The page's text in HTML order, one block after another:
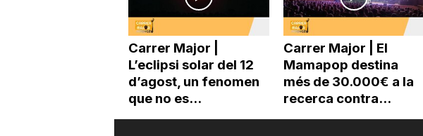
Carrer Major |
L’eclipsi solar del 12
d’agost, un fenomen
que no es...
Carrer Major | El
Mamapop destina
més de 30.000€ a la
recerca contra...